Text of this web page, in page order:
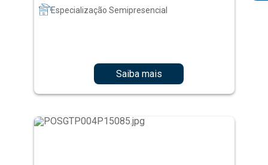
Especialização Semipresencial
Saiba mais